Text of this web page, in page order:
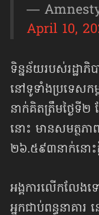
—
April 10,
ទិន្នន័យរបស់រដ្ឋាភិ
នៅទូទាំងប្រទេស​
នាក់គិតត្រឹមថ្ងៃទី២
នោះ មានសមត្ថភា
២៦.៥៩៣នាក់នោះ
អង្គការលើកលែង
អ្នកជាប់ពន្ធនាគា